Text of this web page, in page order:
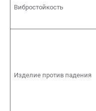
Вибростойкость
Изделие против падения